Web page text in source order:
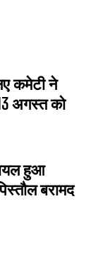
कमेटी ने
अगस्त को
हुआ
बरामद